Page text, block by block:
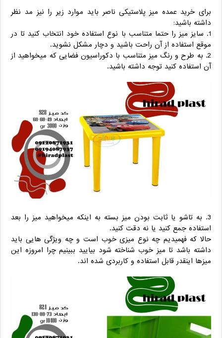
برای خرید عمده میز پلاستیکی ناصر باید موارد زیر را نیز مد نظر
داشته باشید:
1. سایز میز را حتما متناسب با نوع استفاده خود انتخاب کنید تا در
موقع استفاده از آن راحت باشید و دچار مشکل نشوید.
2. به طرح و رنگ میز متناسب با دکوراسیون فضایی که میخواهید از
آن استفاده کنید توجه داشته باشید.
3. به تاشو یا ثابت بودن میز بسته به اینکه میخواهید میز را بعد
استفاده جمع کنید یا نه دقت کنید.
حالا که فهمیدیم چه نوع میزی خوب است و چه ویژگی هایی باید
داشته باشد تا میز خوب شناخته شود بیایید ببینیم چرا امروزه این
میزها اینقدر قابل استفاده و کاربردی شده اند.